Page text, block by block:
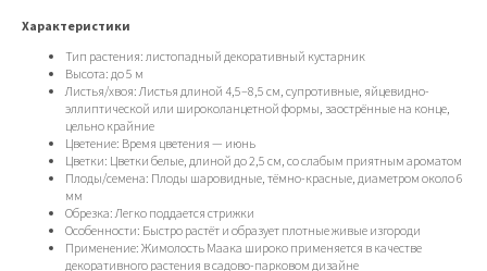
Характеристики
Тип растения: листопадный декоративный кустарник
Высота: до 5 м
Листья/хвоя: Листья длиной 4,5–8,5 см, супротивные, яйцевидно-
эллиптической или широколанцетной формы, заострённые на конце,
цельно крайние
Цветение: Время цветения — июнь
Цветки: Цветки белые, длиной до 2,5 см, со слабым приятным ароматом
Плоды/семена: Плоды шаровидные, тёмно-красные, диаметром около 6
мм
Обрезка: Легко поддается стрижки
Особенности: Быстро растёт и образует плотные живые изгороди
Применение: Жимолость Маака широко применяется в качестве
декоративного растения в садово-парковом дизайне